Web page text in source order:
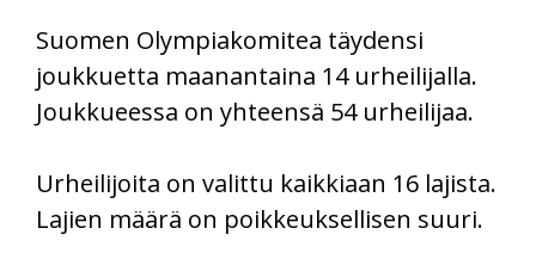
Suomen Olympiakomitea täydensi
joukkuetta maanantaina 14 urheilijalla.
Joukkueessa on yhteensä 54 urheilijaa.
Urheilijoita on valittu kaikkiaan 16 lajista.
Lajien määrä on poikkeuksellisen suuri.